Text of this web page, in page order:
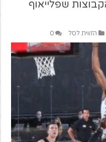
שפלייאוף
הזווית לסל 0